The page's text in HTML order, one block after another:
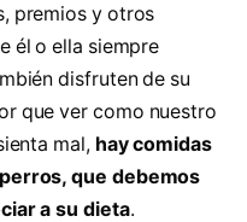
premios y otros
él o ella siempre
disfruten de su
que ver como nuestro
mal, hay comidas
que debemos
a su dieta.